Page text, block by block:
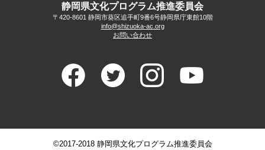
静岡県文化プログラム推進委員会
〒420-8601 静岡市葵区追手町9番6号静岡県庁東館10階
info@shizuoka-ac.org
お問い合わせ
©2017-2018 静岡県文化プログラム推進委員会